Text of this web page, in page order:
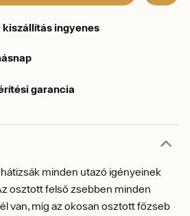
ingyenes
garancia
minden utazó igényeinek
osztott felső zsebben minden
van, míg az okosan osztott főzseb